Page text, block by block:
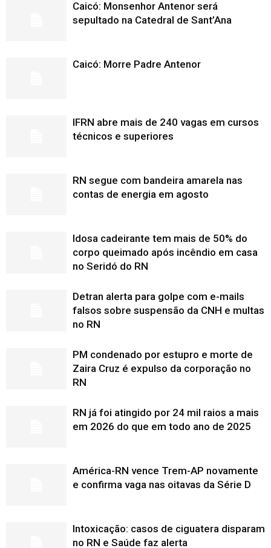
Caicó: Monsenhor Antenor será
sepultado na Catedral de Sant’Ana
Caicó: Morre Padre Antenor
IFRN abre mais de 240 vagas em cursos
técnicos e superiores
RN segue com bandeira amarela nas
contas de energia em agosto
Idosa cadeirante tem mais de 50% do
corpo queimado após incêndio em casa
no Seridó do RN
Detran alerta para golpe com e-mails
falsos sobre suspensão da CNH e multas
no RN
PM condenado por estupro e morte de
Zaira Cruz é expulso da corporação no
RN
RN já foi atingido por 24 mil raios a mais
em 2026 do que em todo ano de 2025
América-RN vence Trem-AP novamente
e confirma vaga nas oitavas da Série D
Intoxicação: casos de ciguatera disparam
no RN e Saúde faz alerta